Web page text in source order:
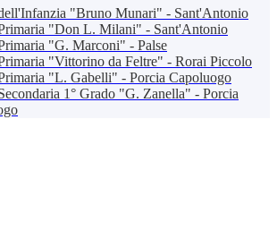
"Bruno Munari" - Sant'Antonio
"Don L. Milani" - Sant'Antonio
"G. Marconi" - Palse
"Vittorino da Feltre" - Rorai Piccolo
"L. Gabelli" - Porcia Capoluogo
1° Grado "G. Zanella" - Porcia